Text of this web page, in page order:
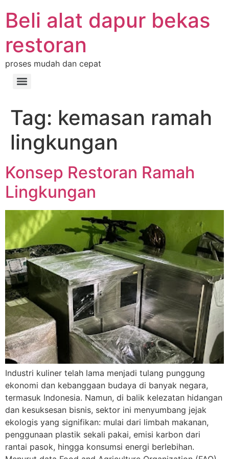
Beli alat dapur bekas
restoran
proses mudah dan cepat
Tag: kemasan ramah
lingkungan
Konsep Restoran Ramah
Lingkungan
Industri kuliner telah lama menjadi tulang punggung
ekonomi dan kebanggaan budaya di banyak negara,
termasuk Indonesia. Namun, di balik kelezatan hidangan
dan kesuksesan bisnis, sektor ini menyumbang jejak
ekologis yang signifikan: mulai dari limbah makanan,
penggunaan plastik sekali pakai, emisi karbon dari
rantai pasok, hingga konsumsi energi berlebihan.